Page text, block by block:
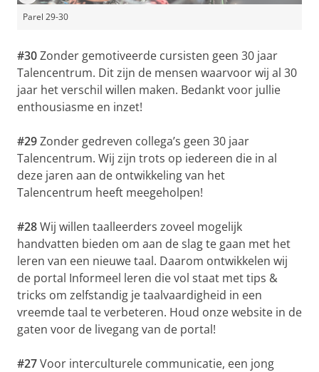
Parel 29-30
#30Zonder gemotiveerde cursisten geen 30 jaar
Talencentrum. Dit zijn de mensen waarvoor wij al 30
jaar het verschil willen maken. Bedankt voor jullie
enthousiasme en inzet!
#29Zonder gedreven collega’s geen 30 jaar
Talencentrum. Wij zijn trots op iedereen die in al
deze jaren aan de ontwikkeling van het
Talencentrum heeft meegeholpen!
#28Wij willen taalleerders zoveel mogelijk
handvatten bieden om aan de slag te gaan met het
leren van een nieuwe taal. Daarom ontwikkelen wij
de portal Informeel leren die vol staat met tips &
tricks om zelfstandig je taalvaardigheid in een
vreemde taal te verbeteren. Houd onze website in de
gaten voor de livegang van de portal!
#27Voor interculturele communicatie, een jong